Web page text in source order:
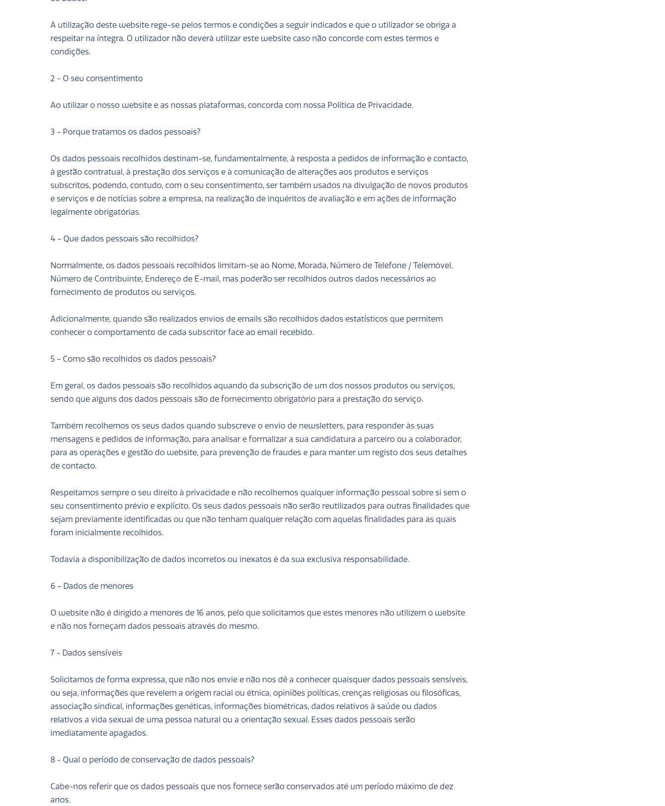
A utilização deste website rege-se pelos termos e condições a seguir indicados e que o utilizador se obriga a
respeitar na íntegra. O utilizador não deverá utilizar este website caso não concorde com estes termos e
condições.
2 - O seu consentimento
Ao utilizar o nosso website e as nossas plataformas, concorda com nossa Política de Privacidade.
3 - Porque tratamos os dados pessoais?
Os dados pessoais recolhidos destinam-se, fundamentalmente, à resposta a pedidos de informação e contacto,
à gestão contratual, à prestação dos serviços e à comunicação de alterações aos produtos e serviços
subscritos, podendo, contudo, com o seu consentimento, ser também usados na divulgação de novos produtos
e serviços e de notícias sobre a empresa, na realização de inquéritos de avaliação e em ações de informação
legalmente obrigatórias.
4 - Que dados pessoais são recolhidos?
Normalmente, os dados pessoais recolhidos limitam-se ao Nome, Morada, Número de Telefone / Telemóvel,
Número de Contribuinte, Endereço de E-mail, mas poderão ser recolhidos outros dados necessários ao
fornecimento de produtos ou serviços.
Adicionalmente, quando são realizados envios de emails são recolhidos dados estatísticos que permitem
conhecer o comportamento de cada subscritor face ao email recebido.
5 - Como são recolhidos os dados pessoais?
Em geral, os dados pessoais são recolhidos aquando da subscrição de um dos nossos produtos ou serviços,
sendo que alguns dos dados pessoais são de fornecimento obrigatório para a prestação do serviço.
Também recolhemos os seus dados quando subscreve o envio de newsletters, para responder às suas
mensagens e pedidos de informação, para analisar e formalizar a sua candidatura a parceiro ou a colaborador,
para as operações e gestão do website, para prevenção de fraudes e para manter um registo dos seus detalhes
de contacto.
Respeitamos sempre o seu direito à privacidade e não recolhemos qualquer informação pessoal sobre si sem o
seu consentimento prévio e explícito. Os seus dados pessoais não serão reutilizados para outras finalidades que
sejam previamente identificadas ou que não tenham qualquer relação com aquelas finalidades para as quais
foram inicialmente recolhidos.
Todavia a disponibilização de dados incorretos ou inexatos é da sua exclusiva responsabilidade.
6 - Dados de menores
O website não é dirigido a menores de 16 anos, pelo que solicitamos que estes menores não utilizem o website
e não nos forneçam dados pessoais através do mesmo.
7 - Dados sensíveis
Solicitamos de forma expressa, que não nos envie e não nos dê a conhecer quaisquer dados pessoais sensíveis,
ou seja, informações que revelem a origem racial ou étnica, opiniões políticas, crenças religiosas ou filosóficas,
associação sindical, informações genéticas, informações biométricas, dados relativos à saúde ou dados
relativos a vida sexual de uma pessoa natural ou a orientação sexual. Esses dados pessoais serão
imediatamente apagados.
8 - Qual o período de conservação de dados pessoais?
Cabe-nos referir que os dados pessoais que nos fornece serão conservados até um período máximo de dez
anos.